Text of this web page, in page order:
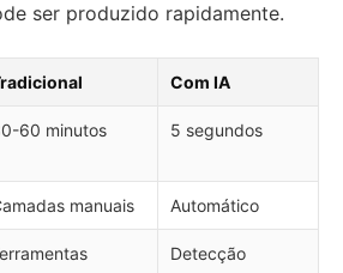
ser produzido rapidamente.
Com IA
60 minutos 5 segundos
manuais Automático
Detecção